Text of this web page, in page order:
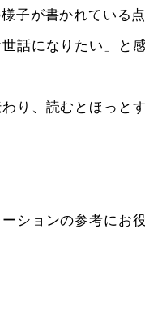
子が書かれている点
話になりたい」と
り、読むとほっと
ションの参考にお